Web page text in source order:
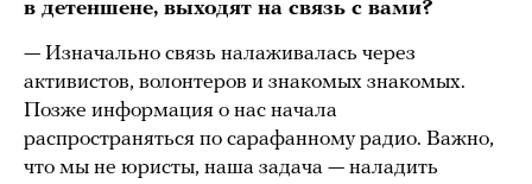
в детеншене, выходят на связь с вами?
— Изначально связь налаживалась через
активистов, волонтеров и знакомых знакомых.
Позже информация о нас начала
распространяться по сарафанному радио. Важно,
что мы не юристы, наша задача — наладить